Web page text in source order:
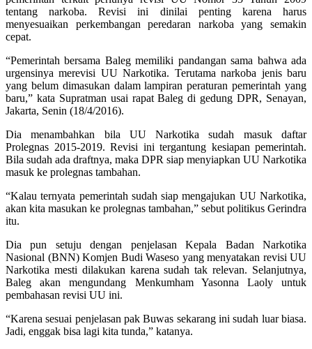
tentang narkoba. Revisi ini dinilai penting karena harus
menyesuaikan perkembangan peredaran narkoba yang semakin
cepat.
“Pemerintah bersama Baleg memiliki pandangan sama bahwa ada
urgensinya merevisi UU Narkotika. Terutama narkoba jenis baru
yang belum dimasukan dalam lampiran peraturan pemerintah yang
baru,” kata Supratman usai rapat Baleg di gedung DPR, Senayan,
Jakarta, Senin (18/4/2016).
Dia menambahkan bila UU Narkotika sudah masuk daftar
Prolegnas 2015-2019. Revisi ini tergantung kesiapan pemerintah.
Bila sudah ada draftnya, maka DPR siap menyiapkan UU Narkotika
masuk ke prolegnas tambahan.
“Kalau ternyata pemerintah sudah siap mengajukan UU Narkotika,
akan kita masukan ke prolegnas tambahan,” sebut politikus Gerindra
itu.
Dia pun setuju dengan penjelasan Kepala Badan Narkotika
Nasional (BNN) Komjen Budi Waseso yang menyatakan revisi UU
Narkotika mesti dilakukan karena sudah tak relevan. Selanjutnya,
Baleg akan mengundang Menkumham Yasonna Laoly untuk
pembahasan revisi UU ini.
“Karena sesuai penjelasan pak Buwas sekarang ini sudah luar biasa.
Jadi, enggak bisa lagi kita tunda,” katanya.